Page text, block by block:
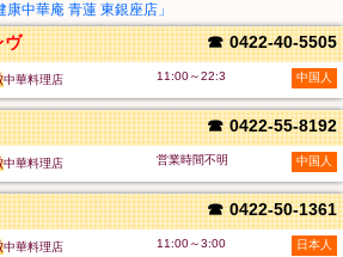
康中華庵 青蓮 東銀座店」
ヴ ☎ 0422-40-5505
中華料理店 11:00～22:3 中国人
☎ 0422-55-8192
中華料理店 営業時間不明 中国人
☎ 0422-50-1361
中華料理店 11:00～3:00 日本人